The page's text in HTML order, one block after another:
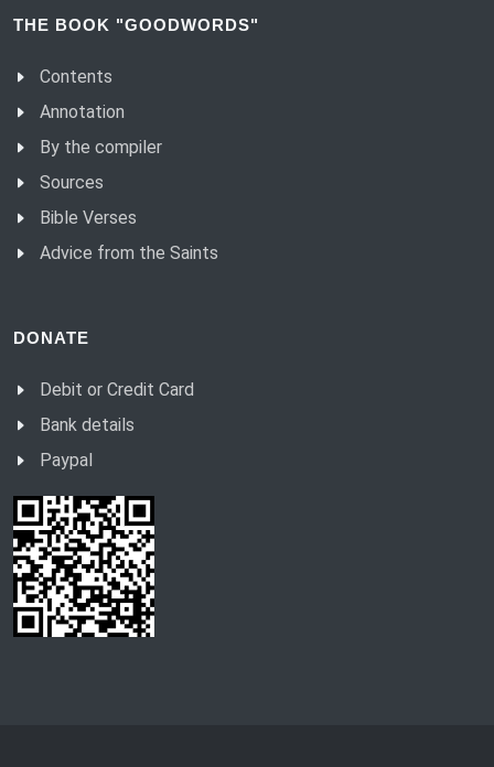
THE BOOK "GOODWORDS"
Contents
Annotation
By the compiler
Sources
Bible Verses
Advice from the Saints
DONATE
Debit or Credit Card
Bank details
Paypal